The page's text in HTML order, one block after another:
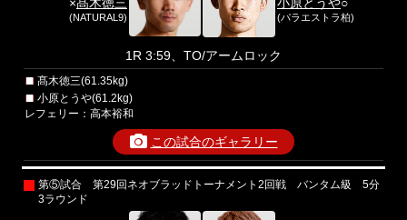
(NATURAL9) (パラエストラ柏)
1R 3:59、TO/アームロック
髙木徳三(61.35kg)
小原とうや(61.2kg)
レフェリー：高本裕和
この試合のギャラリー
第⑤試合 第29回ネオブラッドトーナメント2回戦 バンタム級 5分
3ラウンド